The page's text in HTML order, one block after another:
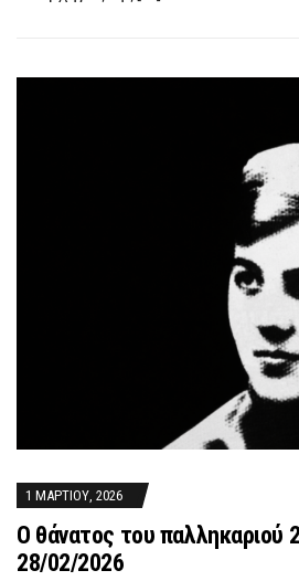
1 ΜΑΡΤΊΟΥ, 2026
Ο θάνατος του παλληκαριού
28/02/2026